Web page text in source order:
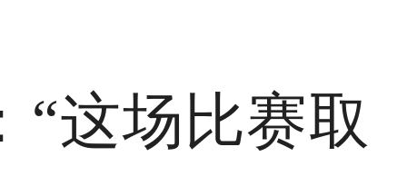
这场比赛取